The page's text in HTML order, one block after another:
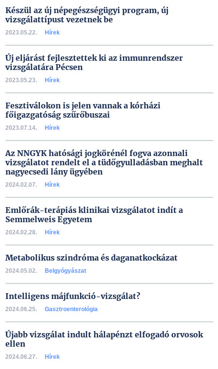
Készül az új népegészségügyi program, új
vizsgálattípust vezetnek be
2023.05.22. Hírek
Új eljárást fejlesztettek ki az immunrendszer
vizsgálatára Pécsen
2023.05.23. Hírek
Fesztiválokon is jelen vannak a kórházi
főigazgatóság szűrőbuszai
2023.07.14. Hírek
Az NNGYK hatósági jogkörénél fogva azonnali
vizsgálatot rendelt el a tüdőgyulladásban meghalt
nagyecsedi lány ügyében
2024.02.07. Hírek
Emlőrák-terápiás klinikai vizsgálatot indít a
Semmelweis Egyetem
2024.02.28. Hírek
Metabolikus szindróma és daganatkockázat
2024.05.02. Belgyógyászat
Intelligens májfunkció-vizsgálat?
2024.06.25. Gasztroenterológia
Újabb vizsgálat indult hálapénzt elfogadó orvosok
ellen
2024.06.27. Hírek